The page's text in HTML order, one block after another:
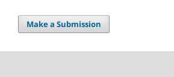
Make a Submission